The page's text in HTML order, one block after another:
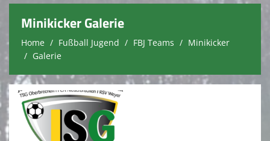
Home
Vereinsnews
Trainer
Fußball Senioren
Fußball Jugend
Minikicker Galerie
Home Fußball Jugend FBJ Teams
Minikicker
Galerie